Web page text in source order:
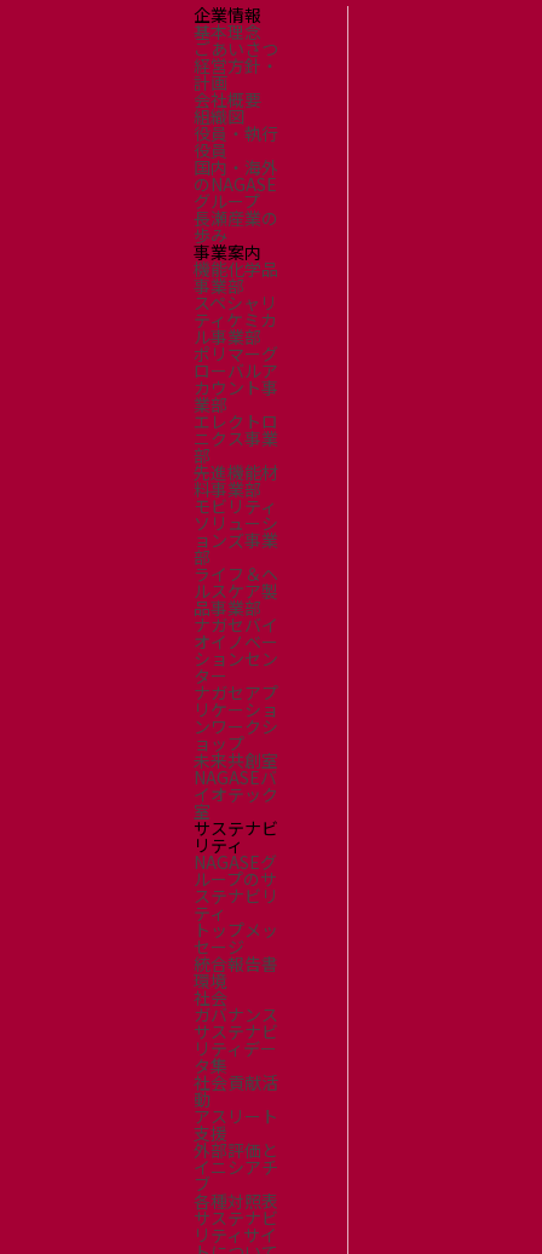
企業情報
基本理念
ごあいさつ
経営方針・
計画
会社概要
組織図
役員・執行
役員
国内・海外
のNAGASE
グループ
長瀬産業の
歩み
事業案内
機能化学品
事業部
スペシャリ
ティケミカ
ル事業部
ポリマーグ
ローバルア
カウント事
業部
エレクトロ
ニクス事業
部
先進機能材
料事業部
モビリティ
ソリューシ
ョンズ事業
部
ライフ＆ヘ
ルスケア製
品事業部
ナガセバイ
オイノベー
ションセン
ター
ナガセアプ
リケーショ
ンワークシ
ョップ
未来共創室
NAGASEバ
イオテック
室
サステナビ
リティ
NAGASEグ
ループのサ
ステナビリ
ティ
トップメッ
セージ
統合報告書
環境
社会
ガバナンス
サステナビ
リティデー
タ集
社会貢献活
動
アスリート
支援
外部評価と
イニシアチ
ブ
各種対照表
サステナビ
リティサイ